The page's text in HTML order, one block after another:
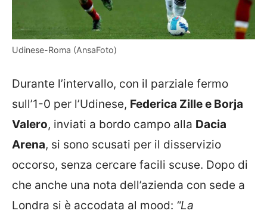
Udinese-Roma (AnsaFoto)
Durante l’intervallo, con il parziale fermo
sull’1-0 per l’Udinese, Federica Zille e Borja
Valero, inviati a bordo campo alla Dacia
Arena, si sono scusati per il disservizio
occorso, senza cercare facili scuse. Dopo di
che anche una nota dell’azienda con sede a
Londra si è accodata al mood: “La